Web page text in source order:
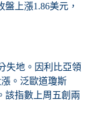
上漲1.86美元，
地。因利比亞領
。泛歐道瓊斯
該指數上周五創兩